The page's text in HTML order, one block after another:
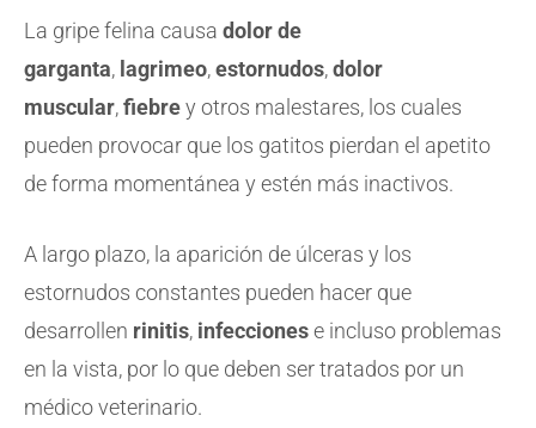
La gripe felina causa dolor de
garganta, lagrimeo,estornudos,dolor
muscular,fiebrey otros malestares, los cuales
pueden provocar que los gatitos pierdan el apetito
de forma momentánea y estén más inactivos.
A largo plazo, la aparición de úlceras y los
estornudos constantes pueden hacer que
desarrollen rinitis, infeccionese incluso problemas
en la vista, por lo que deben ser tratados por un
médico veterinario.